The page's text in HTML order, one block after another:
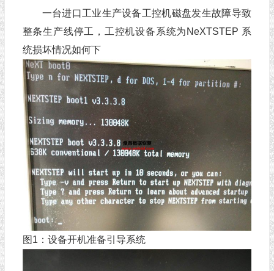
一台进口工业生产设备工控机磁盘发生故障导致
整条生产线停工，工控机设备系统为NeXTSTEP 系
统损坏情况如何下
图1：设备开机准备引导系统